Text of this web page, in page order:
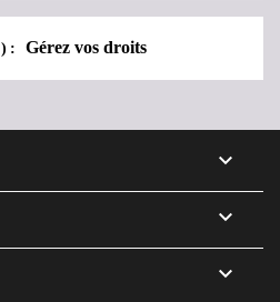
Gérez vos droits


